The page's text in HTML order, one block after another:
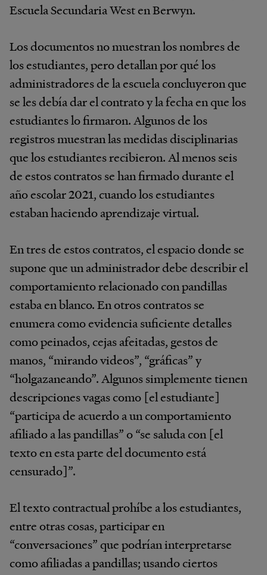
Escuela Secundaria West en Berwyn.
Los documentos no muestran los nombres de
los estudiantes, pero detallan por qué los
administradores de la escuela concluyeron que
se les debía dar el contrato y la fecha en que los
estudiantes lo firmaron. Algunos de los
registros muestran las medidas disciplinarias
que los estudiantes recibieron. Al menos seis
de estos contratos se han firmado durante el
año escolar 2021, cuando los estudiantes
estaban haciendo aprendizaje virtual.
En tres de estos contratos, el espacio donde se
supone que un administrador debe describir el
comportamiento relacionado con pandillas
estaba en blanco. En otros contratos se
enumera como evidencia suficiente detalles
como peinados, cejas afeitadas, gestos de
manos, “mirando videos”, “gráficas” y
“holgazaneando”. Algunos simplemente tienen
descripciones vagas como [el estudiante]
“participa de acuerdo a un comportamiento
afiliado a las pandillas” o “se saluda con [el
texto en esta parte del documento está
censurado]”.
El texto contractual prohíbe a los estudiantes,
entre otras cosas, participar en
“conversaciones” que podrían interpretarse
como afiliadas a pandillas; usando ciertos